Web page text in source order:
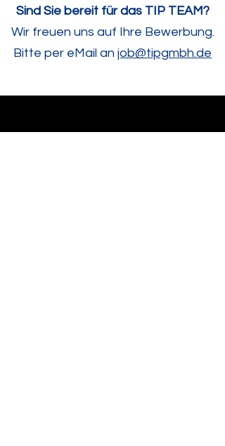
Sind Sie bereit für das TIP TEAM?
Wir freuen uns auf Ihre Bewerbung.
Bitte per eMail an job@tipgmbh.de